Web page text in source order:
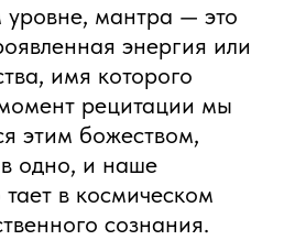
мантра — это
энергия или
имя которого
рецитации мы
этим божеством,
одно, и наше
в космическом
сознания.